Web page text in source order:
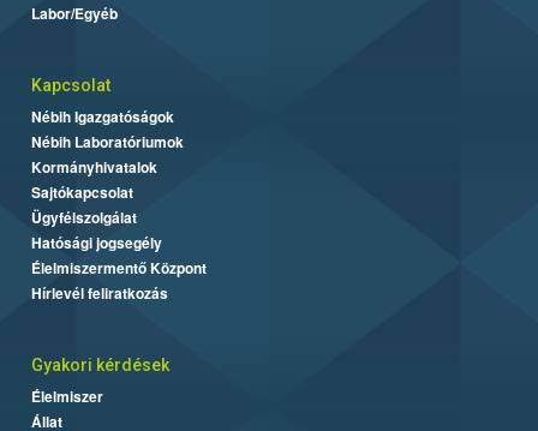
Labor/Egyéb
Kapcsolat
Nébih Igazgatóságok
Nébih Laboratóriumok
Kormányhivatalok
Sajtókapcsolat
Ügyfélszolgálat
Hatósági jogsegély
Élelmiszermentő Központ
Hírlevél feliratkozás
Gyakori kérdések
Élelmiszer
Állat